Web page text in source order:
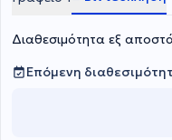
κινητοποίησης,
ασθενούς.Ο απώτερος
επάνοδός σας στις
δραστηριότητες, χωρίς πόνο
Διαθεσιμότητα εξ
Επόμενη